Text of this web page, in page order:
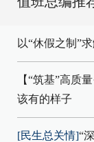
以“休假之制”
【“筑基”高质
该有的样子
[民生总关情]“